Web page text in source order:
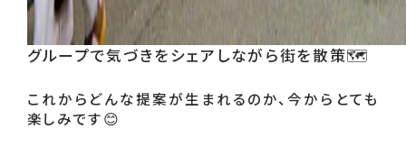
グループで気づきをシェアしながら街を散策🗺️
これからどんな提案が生まれるのか、今からとても
楽しみです😊